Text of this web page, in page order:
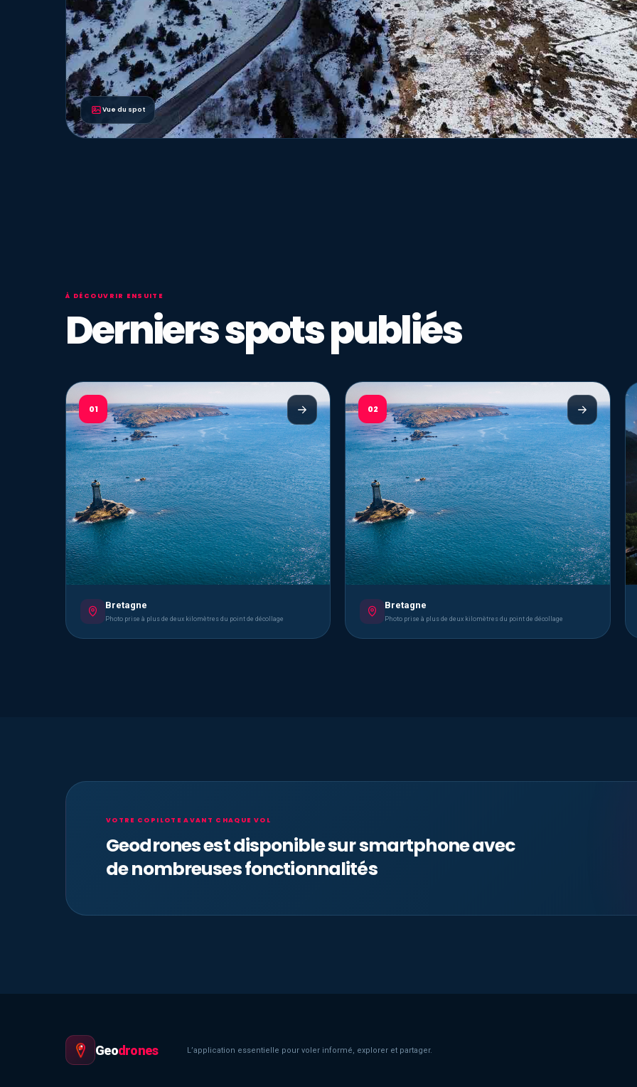
Vue du spot
À DÉCOUVRIR ENSUITE
Derniers spots publiés
01
Bretagne
Photo prise à plus de deux kilomètres du point de décollage
02
Bretagne
Photo prise à plus de deux kilomètres du point de décollage
VOTRE COPILOTE AVANT CHAQUE VOL
Geodrones est disponible sur smartphone avec
de nombreuses fonctionnalités
Geodrones L’application essentielle pour voler informé, explorer et partager.